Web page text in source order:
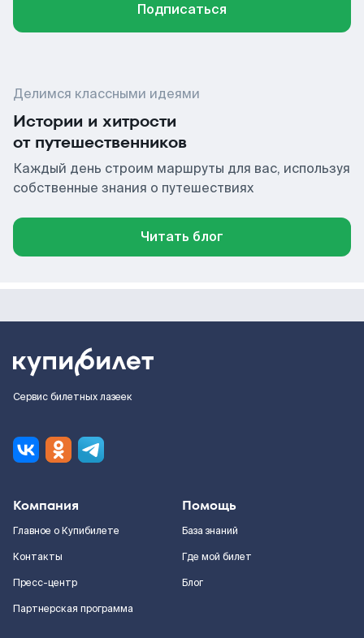
Подписаться
Делимся классными идеями
Истории и хитрости
от путешественников
Каждый день строим маршруты для вас, используя
собственные знания о путешествиях
Читать блог
Сервис билетных лазеек
Компания
Главное о Купибилете
Контакты
Пресс-центр
Партнерская программа
Помощь
База знаний
Где мой билет
Блог